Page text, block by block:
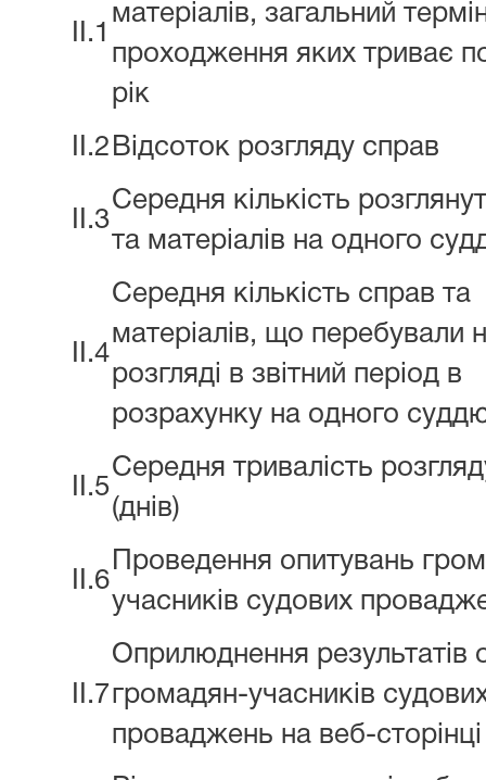
II.1
матеріалів, загальний
проходження яких триває
рік
II.2 Відсоток розгляду справ
II.3
Середня кількість
та матеріалів на одного
II.4
Середня кількість справ та
матеріалів, що перебували
розгляді в звітний період в
розрахунку на одного
II.5
Середня тривалість
(днів)
II.6
Проведення опитувань
учасників судових
II.7
Оприлюднення результатів
громадян-учасників
проваджень на веб-